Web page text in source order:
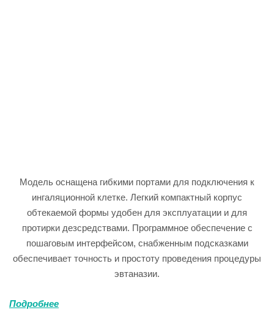
Модель оснащена гибкими портами для подключения к
ингаляционной клетке. Легкий компактный корпус
обтекаемой формы удобен для эксплуатации и для
протирки дезсредствами. Программное обеспечение с
пошаговым интерфейсом, снабженным подсказками
обеспечивает точность и простоту проведения процедуры
эвтаназии.
Подробнее